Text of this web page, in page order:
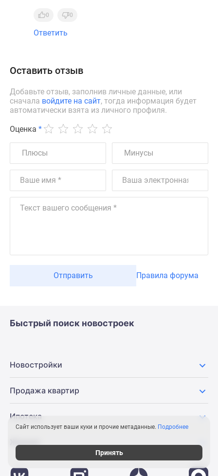
0 0
Ответить
Оставить отзыв
Добавьте отзыв, заполнив личные данные, или
сначала войдите на сайт, тогда информация будет
автоматически взята из личного профиля.
Оценка *
Отправить Правила форума
Быстрый поиск новостроек
Новостройки
Продажа квартир
Ипотека
Сайт использует ваши куки и прочие метаданные. Подробнее
Принять